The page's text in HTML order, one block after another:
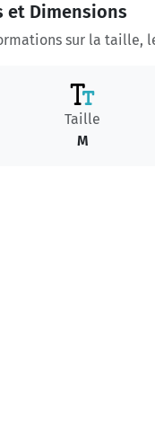
et Dimensions
sur la taille,
Taille
M